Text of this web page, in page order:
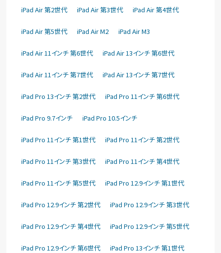
iPad Air 第2世代 iPad Air 第3世代 iPad Air 第4世代
iPad Air 第5世代 iPad Air M2 iPad Air M3
iPad Air 11インチ 第6世代 iPad Air 13インチ 第6世代
iPad Air 11インチ 第7世代 iPad Air 13インチ 第7世代
iPad Pro 13インチ 第2世代 iPad Pro 11インチ 第6世代
iPad Pro 9.7インチ iPad Pro 10.5インチ
iPad Pro 11インチ 第1世代 iPad Pro 11インチ 第2世代
iPad Pro 11インチ 第3世代 iPad Pro 11インチ 第4世代
iPad Pro 11インチ 第5世代 iPad Pro 12.9インチ 第1世代
iPad Pro 12.9インチ 第2世代 iPad Pro 12.9インチ 第3世代
iPad Pro 12.9インチ 第4世代 iPad Pro 12.9インチ 第5世代
iPad Pro 12.9インチ 第6世代 iPad Pro 13インチ 第1世代